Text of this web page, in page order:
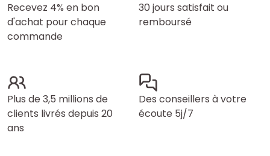
Recevez 4% en bon
d'achat pour chaque
commande
30 jours satisfait ou
remboursé
Plus de 3,5 millions de
clients livrés depuis 20
ans
Des conseillers à votre
écoute 5j/7